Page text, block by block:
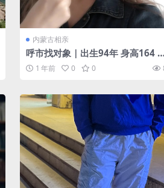
内蒙古相亲
呼市找对象｜出生94年 身高164 蒙
古族 未婚 硕士 国有企业电力 年收
10w+ 另一半要求 90后 情绪稳定
1 年前 0 0